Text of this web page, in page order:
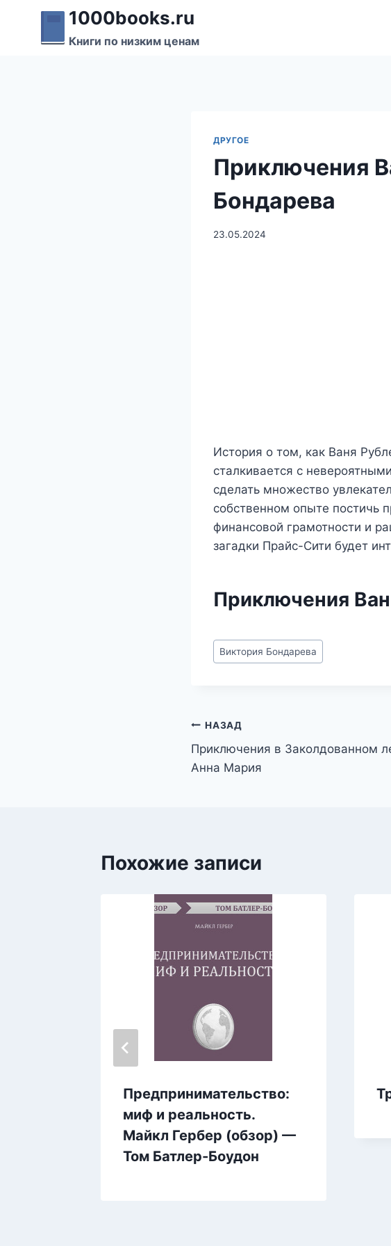
Перейти
содержимому
1000books.ru
Книги по низким ценам
ДРУГОЕ
Приключения
Бондарева
23.05.2024
История о том, как Ваня
сталкивается с
сделать множество
собственном опыте постичь
финансовой грамотности и
загадки Прайс-Сити будет
Приключения
Метки
записи:
Виктория Бондарева
Навигация
по
НАЗАД
Приключения в Заколдованном
Анна Мария
Похожие записи
Предпринимательство:
миф и реальность.
Майкл Гербер (обзор) —
Том Батлер-Боудон